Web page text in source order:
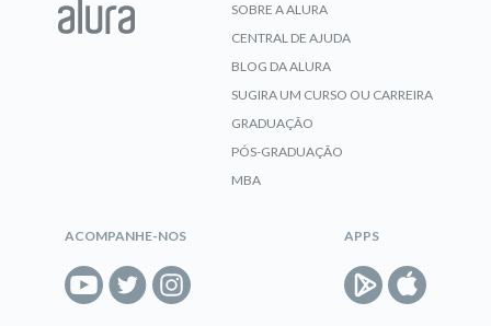
SOBRE A ALURA
CENTRAL DE AJUDA
BLOG DA ALURA
SUGIRA UM CURSO OU CARREIRA
GRADUAÇÃO
PÓS-GRADUAÇÃO
MBA
ACOMPANHE-NOS APPS